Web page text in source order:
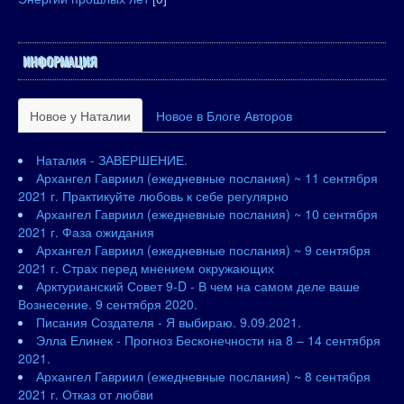
ИНФОРМАЦИЯ
Новое у Наталии Новое в Блоге Авторов
Наталия - ЗАВЕРШЕНИЕ.
Архангел Гавриил (ежедневные послания) ~ 11 сентября
2021 г. Практикуйте любовь к себе регулярно
Архангел Гавриил (ежедневные послания) ~ 10 сентября
2021 г. Фаза ожидания
Архангел Гавриил (ежедневные послания) ~ 9 сентября
2021 г. Страх перед мнением окружающих
Арктурианский Совет 9-D - В чем на самом деле ваше
Вознесение. 9 сентября 2020.
Писания Создателя - Я выбираю. 9.09.2021.
Элла Елинек - Прогноз Бесконечности на 8 – 14 сентября
2021.
Архангел Гавриил (ежедневные послания) ~ 8 сентября
2021 г. Отказ от любви